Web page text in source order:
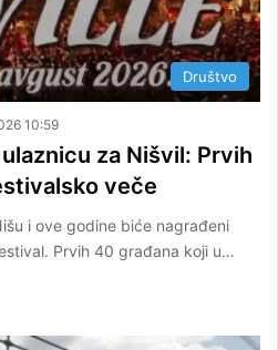
Društvo
10:59
za Nišvil: Prvih
veče
i ove godine biće nagrađeni
Prvih 40 građana koji u…